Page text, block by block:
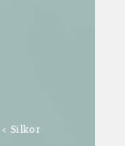
Silkor
>